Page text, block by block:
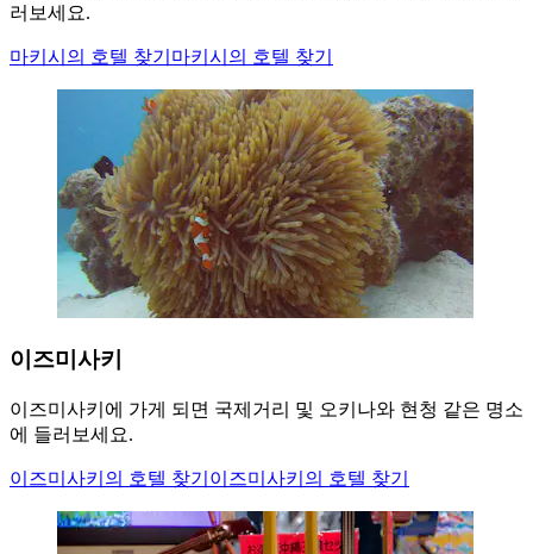
러보세요.
마키시의 호텔 찾기 마키시의 호텔 찾기
이즈미사키
이즈미사키에 가게 되면 국제거리 및 오키나와 현청 같은 명소
에 들러보세요.
이즈미사키의 호텔 찾기 이즈미사키의 호텔 찾기